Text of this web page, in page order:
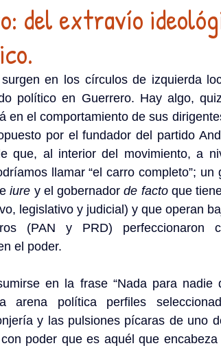
del extravío
en los círculos de izquierda
político en Guerrero. Hay algo,
en el comportamiento de sus
por el fundador del partido
que, al interior del movimiento, a
llamar “el carro completo”; un
iure y el gobernador de facto que
legislativo y judicial) y que operan
(PAN y PRD) perfeccionaron
el poder.
en la frase “Nada para nadie
arena política perfiles
y las pulsiones pícaras de uno
poder que es aquél que encabeza